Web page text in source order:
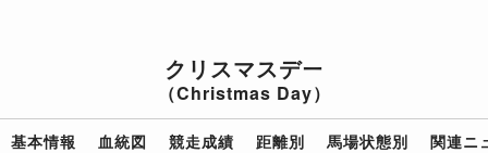
クリスマスデー
（Christmas Day）
基本情報 血統図 競走成績 距離別 馬場状態別 関連ニ